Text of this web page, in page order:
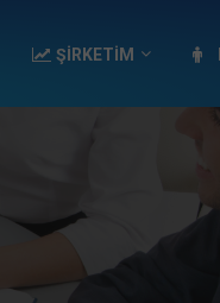
ŞİRKETİM